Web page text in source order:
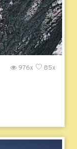
85x
976x